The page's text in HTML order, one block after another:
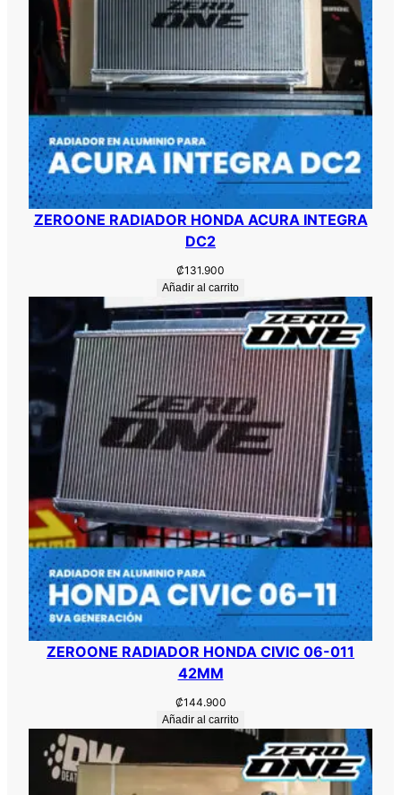
ZEROONE RADIADOR HONDA ACURA INTEGRA
DC2
₡131.900
Añadir al carrito
ZEROONE RADIADOR HONDA CIVIC 06-011
42MM
₡144.900
Añadir al carrito